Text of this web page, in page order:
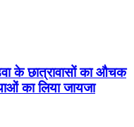
के छात्रावासों का औचक
का लिया जायजा